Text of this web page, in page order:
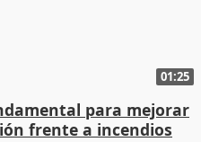
01:25
para mejorar
frente a incendios